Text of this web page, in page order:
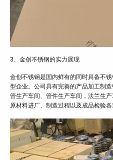
3、金创不锈钢的实力展现
金创不锈钢是国内鲜有的同时具备不
型企业。公司具有完善的产品加工制
管生产车间、管件生产车间，法兰生
原材料进厂、制造过程以及成品检验各